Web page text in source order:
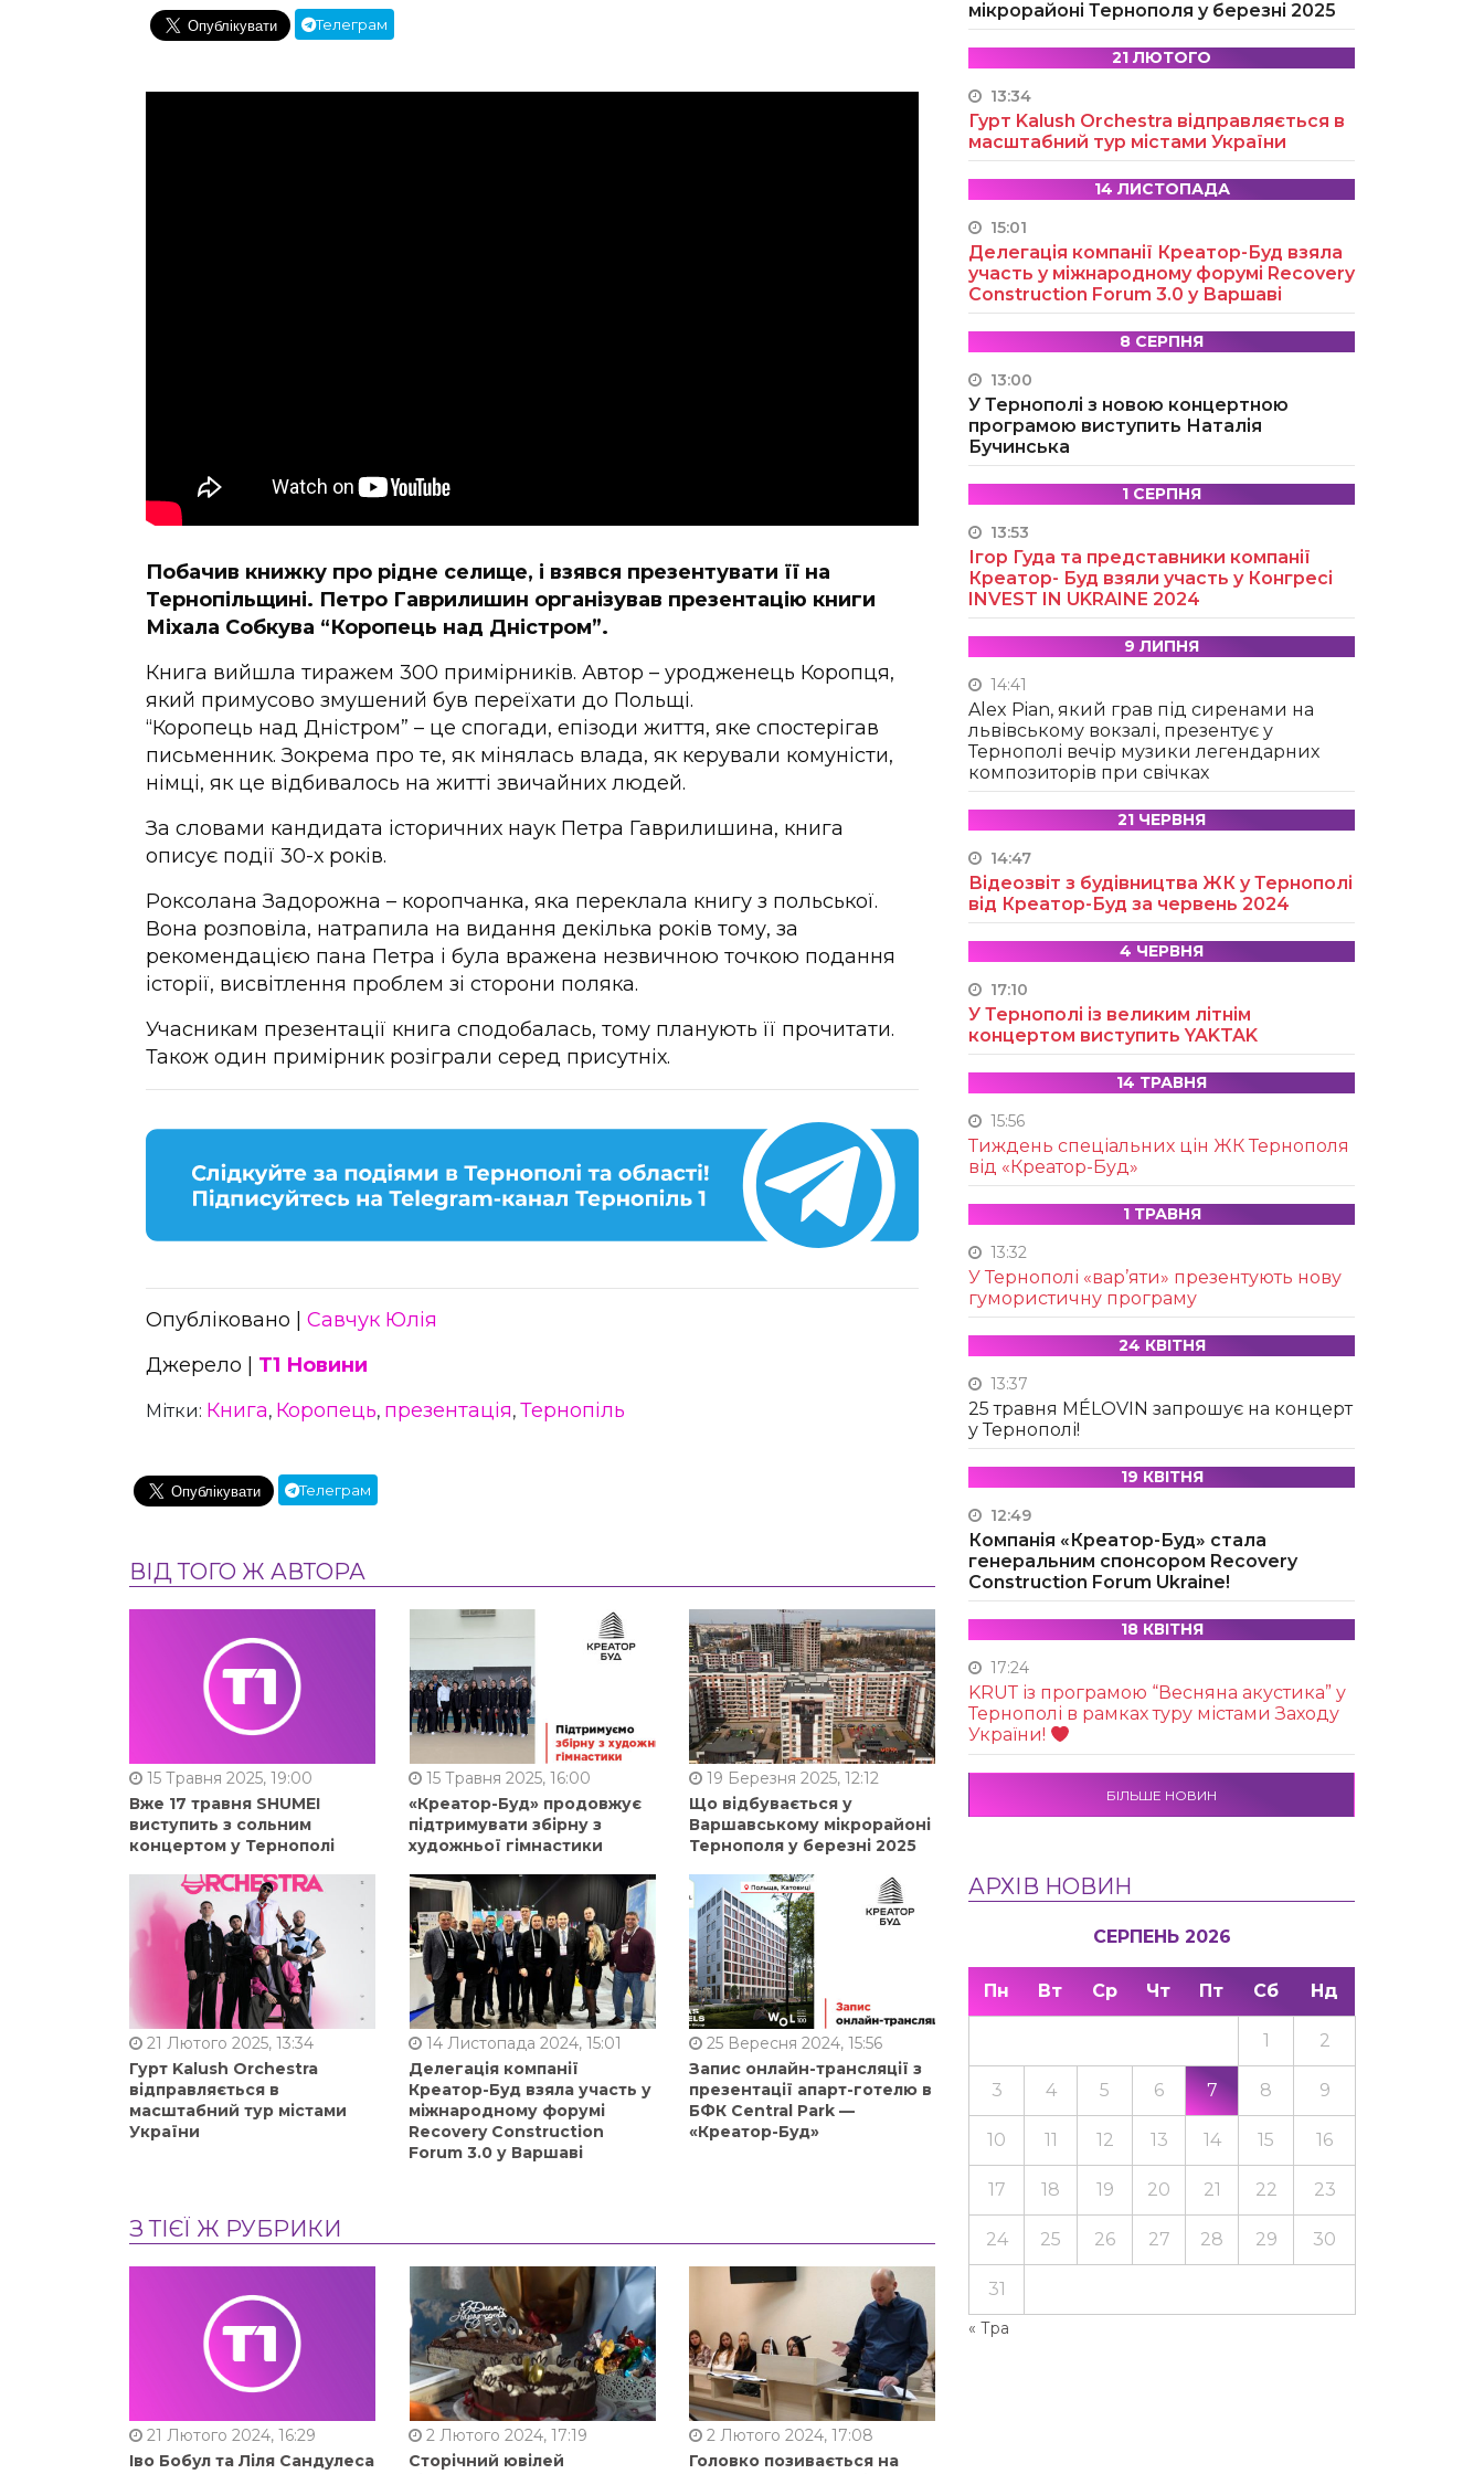
Телеграм
Побачив книжку про рідне селище, і взявся презентувати її на
Тернопільщині. Петро Гаврилишин організував презентацію книги
Міхала Собкува “Коропець над Дністром”.
Книга вийшла тиражем 300 примірників. Автор – уродженець Коропця,
який примусово змушений був переїхати до Польщі.
“Коропець над Дністром” – це спогади, епізоди життя, яке спостерігав
письменник. Зокрема про те, як мінялась влада, як керували комуністи,
німці, як це відбивалось на житті звичайних людей.
За словами кандидата історичних наук Петра Гаврилишина, книга
описує події 30-х років.
Роксолана Задорожна – коропчанка, яка переклала книгу з польської.
Вона розповіла, натрапила на видання декілька років тому, за
рекомендацією пана Петра і була вражена незвичною точкою подання
історії, висвітлення проблем зі сторони поляка.
Учасникам презентації книга сподобалась, тому планують її прочитати.
Також один примірник розіграли серед присутніх.
Опубліковано | Савчук Юлія
Джерело | Т1 Новини
Мітки: Книга, Коропець, презентація, Тернопіль
Телеграм
ВІД ТОГО Ж АВТОРА
15 Травня 2025, 19:00
Вже 17 травня SHUMEI
виступить з сольним
концертом у Тернополі
15 Травня 2025, 16:00
«Креатор-Буд» продовжує
підтримувати збірну з
художньої гімнастики
19 Березня 2025, 12:12
Що відбувається у
Варшавському мікрорайоні
Тернополя у березні 2025
21 Лютого 2025, 13:34
Гурт Kalush Orchestra
відправляється в
масштабний тур містами
України
14 Листопада 2024, 15:01
Делегація компанії
Креатор-Буд взяла участь у
міжнародному форумі
Recovery Construction
Forum 3.0 у Варшаві
25 Вересня 2024, 15:56
Запис онлайн-трансляції з
презентації апарт-готелю в
БФК Central Park —
«Креатор-Буд»
З ТІЄЇ Ж РУБРИКИ
21 Лютого 2024, 16:29
Іво Бобул та Ліля Сандулеса
2 Лютого 2024, 17:19
Сторічний ювілей
2 Лютого 2024, 17:08
Головко позивається на
мікрорайоні Тернополя у березні 2025
21 ЛЮТОГО
13:34
Гурт Kalush Orchestra відправляється в
масштабний тур містами України
14 ЛИСТОПАДА
15:01
Делегація компанії Креатор-Буд взяла
участь у міжнародному форумі Recovery
Construction Forum 3.0 у Варшаві
8 СЕРПНЯ
13:00
У Тернополі з новою концертною
програмою виступить Наталія
Бучинська
1 СЕРПНЯ
13:53
Ігор Гуда та представники компанії
Креатор- Буд взяли участь у Конгресі
INVEST IN UKRAINE 2024
9 ЛИПНЯ
14:41
Alex Pian, який грав під сиренами на
львівському вокзалі, презентує у
Тернополі вечір музики легендарних
композиторів при свічках
21 ЧЕРВНЯ
14:47
Відеозвіт з будівництва ЖК у Тернополі
від Креатор-Буд за червень 2024
4 ЧЕРВНЯ
17:10
У Тернополі із великим літнім
концертом виступить YAKTAK
14 ТРАВНЯ
15:56
Тиждень спеціальних цін ЖК Тернополя
від «Креатор-Буд»
1 ТРАВНЯ
13:32
У Тернополі «вар’яти» презентують нову
гумористичну програму
24 КВІТНЯ
13:37
25 травня MÉLOVIN запрошує на концерт
у Тернополі!
19 КВІТНЯ
12:49
Компанія «Креатор-Буд» стала
генеральним спонсором Recovery
Construction Forum Ukraine!
18 КВІТНЯ
17:24
KRUТ із програмою “Весняна акустика” у
Тернополі в рамках туру містами Заходу
України!
БІЛЬШЕ НОВИН
АРХІВ НОВИН
СЕРПЕНЬ 2026
Пн Вт Ср Чт Пт Сб Нд
« Тра
1 2
3 4 5 6 7 8 9
10 11 12 13 14 15 16
17 18 19 20 21 22 23
24 25 26 27 28 29 30
31